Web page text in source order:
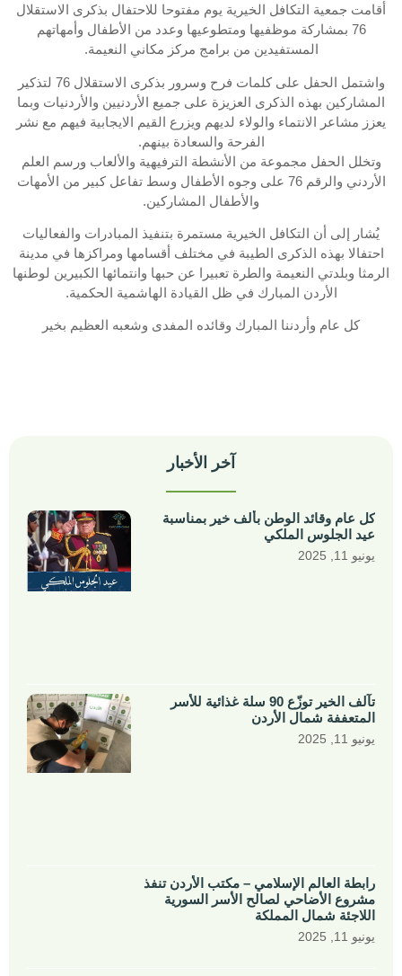
أقامت جمعية التكافل الخيرية يوم مفتوحا للاحتفال بذكرى الاستقلال
76 بمشاركة موظفيها ومتطوعيها وعدد من الأطفال وأمهاتهم
المستفيدين من برامج مركز مكاني النعيمة.
واشتمل الحفل على كلمات فرح وسرور بذكرى الاستقلال 76 لتذكير
المشاركين بهذه الذكرى العزيزة على جميع الأردنيين والأردنيات وبما
يعزز مشاعر الانتماء والولاء لديهم ويزرع القيم الايجابية فيهم مع نشر
الفرحة والسعادة بينهم.
وتخلل الحفل مجموعة من الأنشطة الترفيهية والألعاب ورسم العلم
الأردني والرقم 76 على وجوه الأطفال وسط تفاعل كبير من الأمهات
والأطفال المشاركين.
يُشار إلى أن التكافل الخيرية مستمرة بتنفيذ المبادرات والفعاليات
احتفالا بهذه الذكرى الطيبة في مختلف أقسامها ومراكزها في مدينة
الرمثا وبلدتي النعيمة والطرة تعبيرا عن حبها وانتمائها الكبيرين لوطنها
الأردن المبارك في ظل القيادة الهاشمية الحكمية.
كل عام وأردننا المبارك وقائده المفدى وشعبه العظيم بخير
آخر الأخبار
كل عام وقائد الوطن بألف خير بمناسبة
عيد الجلوس الملكي
يونيو 11, 2025
تآلف الخير توزّع 90 سلة غذائية للأسر
المتعففة شمال الأردن
يونيو 11, 2025
رابطة العالم الإسلامي – مكتب الأردن تنفذ
مشروع الأضاحي لصالح الأسر السورية
اللاجئة شمال المملكة
يونيو 11, 2025